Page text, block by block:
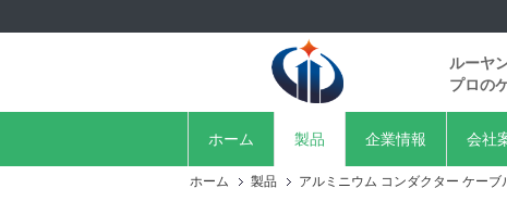
ルーヤ
プロの
ホーム 製品 企業情報 会社
ホーム 製品 アルミニウム コンダクター ケーブ